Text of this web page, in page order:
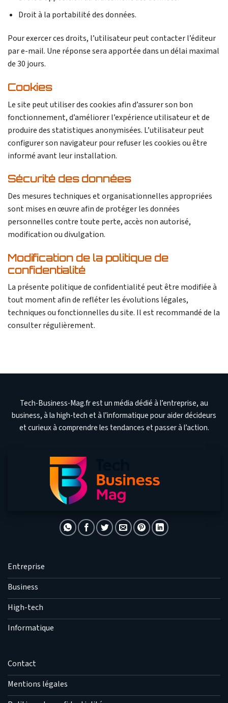
Droit à la portabilité des données.
Pour exercer ces droits, l’utilisateur peut contacter l’éditeur
par e-mail. Une réponse sera apportée dans un délai maximal
de 30 jours.
Cookies
Le site peut utiliser des cookies afin d’assurer son bon
fonctionnement, d’améliorer l’expérience utilisateur et de
produire des statistiques anonymisées. L’utilisateur peut
configurer son navigateur pour refuser les cookies ou être
informé avant leur installation.
Sécurité des données
Des mesures techniques et organisationnelles appropriées
sont mises en œuvre afin de protéger les données
personnelles contre toute perte, accès non autorisé,
modification ou divulgation.
Modification de la politique de
confidentialité
La présente politique de confidentialité peut être modifiée à
tout moment afin de refléter les évolutions légales,
techniques ou fonctionnelles du site. Il est recommandé de la
consulter régulièrement.
Tech-Business-Mag.fr est un média dédié à l’entreprise, au
business, à la high-tech et à l’informatique pour aider décideurs
et curieux à comprendre les tendances et passer à l’action.
Entreprise
Business
High-tech
Informatique
Contact
Mentions légales